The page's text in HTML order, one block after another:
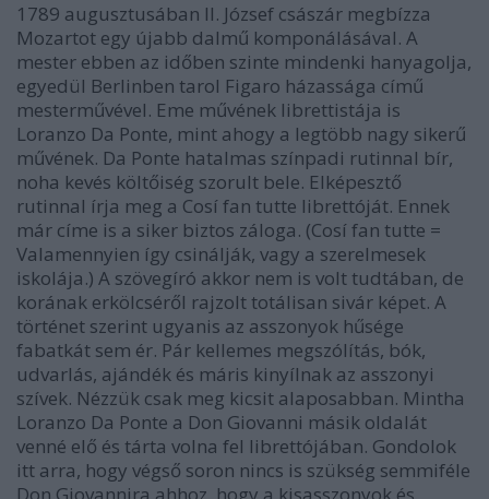
1789 augusztusában II. József császár megbízza
Mozartot egy újabb dalmű komponálásával. A
mester ebben az időben szinte mindenki hanyagolja,
egyedül Berlinben tarol Figaro házassága című
mesterművével. Eme művének librettistája is
Loranzo Da Ponte, mint ahogy a legtöbb nagy sikerű
művének. Da Ponte hatalmas színpadi rutinnal bír,
noha kevés költőiség szorult bele. Elképesztő
rutinnal írja meg a Cosí fan tutte librettóját. Ennek
már címe is a siker biztos záloga. (Cosí fan tutte =
Valamennyien így csinálják, vagy a szerelmesek
iskolája.) A szövegíró akkor nem is volt tudtában, de
korának erkölcséről rajzolt totálisan sivár képet. A
történet szerint ugyanis az asszonyok hűsége
fabatkát sem ér. Pár kellemes megszólítás, bók,
udvarlás, ajándék és máris kinyílnak az asszonyi
szívek. Nézzük csak meg kicsit alaposabban. Mintha
Loranzo Da Ponte a Don Giovanni másik oldalát
venné elő és tárta volna fel librettójában. Gondolok
itt arra, hogy végső soron nincs is szükség semmiféle